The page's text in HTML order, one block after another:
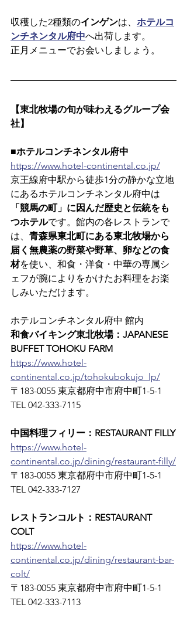
収穫した2種類のインゲンは、 ホテルコ
ンチネンタル府中へ出荷します。
正月メニューでお会いしましょう。
【東北牧場の旬が味わえるグループ会
社】
■ホテルコンチネンタル府中
https://www.hotel-continental.co.jp/
京王線府中駅から徒歩1分の静かな立地
にあるホテルコンチネンタル府中は
「競馬の町」に因んだ歴史と伝統をも
つホテルです。館内の各レストランで
は、 青森県東北町にある東北牧場から
届く無農薬の野菜や野草、卵などの食
材を使い、和食・洋食・中華の専属シ
ェフが腕によりをかけたお料理をお楽
しみいただけます。
ホテルコンチネンタル府中 館内
和食バイキング東北牧場：JAPANESE
BUFFET TOHOKU FARM
https://www.hotel-
continental.co.jp/tohokubokujo_lp/
〒183-0055 東京都府中市府中町1-5-1
TEL 042-333-7115
中国料理フィリー：RESTAURANT FILLY
https://www.hotel-
continental.co.jp/dining/restaurant-filly/
〒183-0055 東京都府中市府中町1-5-1
TEL 042-333-7127
レストランコルト：RESTAURANT
COLT
https://www.hotel-
continental.co.jp/dining/restaurant-bar-
colt/
〒183-0055 東京都府中市府中町1-5-1
TEL 042-333-7113